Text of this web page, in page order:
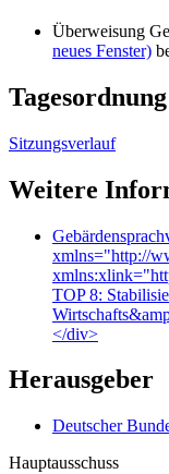
Überweisung
neues Fenster)
Tagesordnung
Sitzungsverlauf
Weitere
xmlns="http://
TOP 8:
</div>
Herausgeber
Deutscher
Hauptausschuss